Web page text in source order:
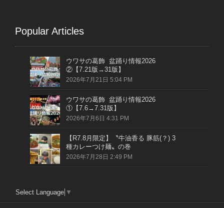
Popular Articles
ウワサの葛飾 盆踊り情報2026
②【7.21版→31版】
2026年7月21日 5:04 PM
ウワサの葛飾 盆踊り情報2026
①【7.6→7.31版】
2026年7月6日 4:31 PM
【R7.8月限定】〝牛油香る 豚筋(？) 3
種カレーつけ麺〟の巻
2026年7月28日 2:49 PM
Select Language ▼